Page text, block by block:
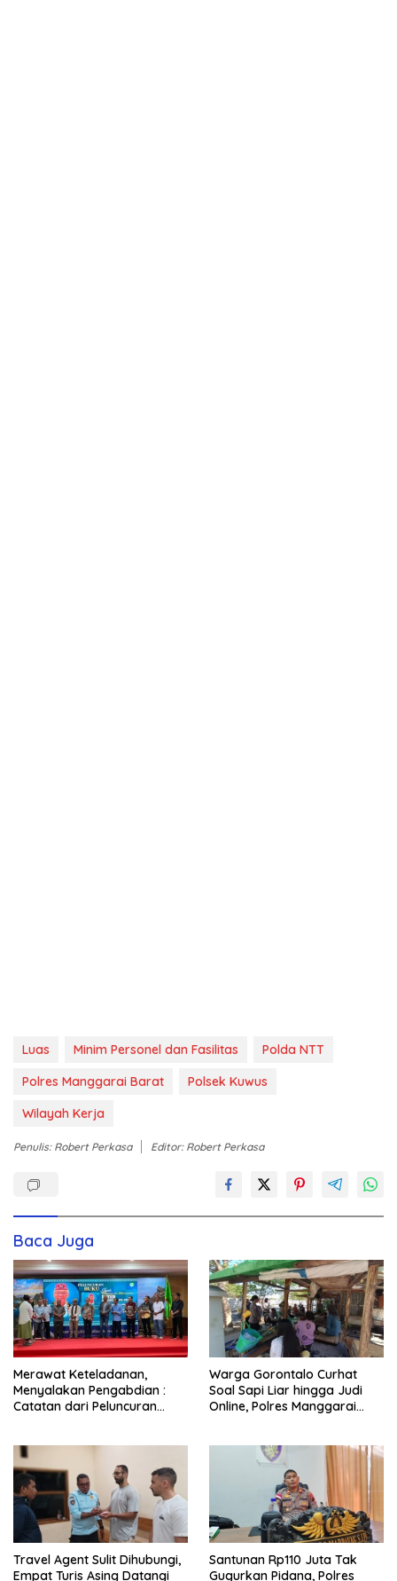
Luas Minim Personel dan Fasilitas
Polda NTT
Polres Manggarai Barat
Polsek Kuwus
Wilayah Kerja
Penulis: Robert Perkasa Editor: Robert Perkasa
Baca Juga
Merawat Keteladanan,
Menyalakan Pengabdian :
Catatan dari Peluncuran
Warga Gorontalo Curhat
Soal Sapi Liar hingga Judi
Online, Polres Manggarai
Travel Agent Sulit Dihubungi,
Empat Turis Asing Datangi
Santunan Rp110 Juta Tak
Gugurkan Pidana, Polres